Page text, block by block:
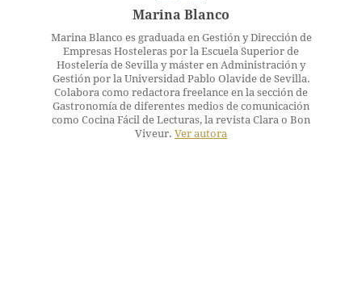
Marina Blanco
Marina Blanco es graduada en Gestión y Dirección de
Empresas Hosteleras por la Escuela Superior de
Hostelería de Sevilla y máster en Administración y
Gestión por la Universidad Pablo Olavide de Sevilla.
Colabora como redactora freelance en la sección de
Gastronomía de diferentes medios de comunicación
como Cocina Fácil de Lecturas, la revista Clara o Bon
Viveur. Ver autora